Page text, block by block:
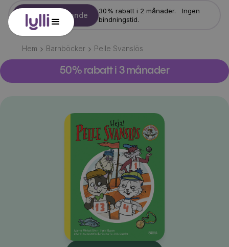
Starta erbjudande
30% rabatt i 2 månader. Ingen
bindningstid.
Hem Barnböcker Pelle Svanslös
50% rabatt i 3 månader